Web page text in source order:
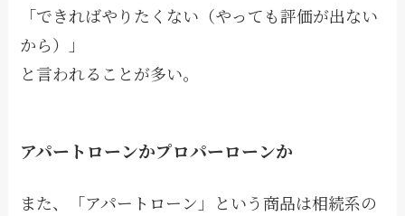
「できればやりたくない（やっても評価が出ない
から）」
と言われることが多い。
アパートローンかプロパーローンか
また、「アパートローン」という商品は相続系の